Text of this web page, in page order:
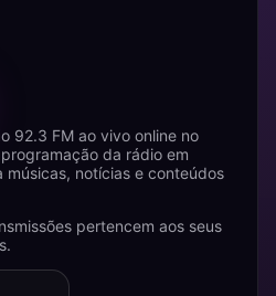
92.3 FM ao vivo online no
da rádio em
músicas, notícias e conteúdos
pertencem aos seus